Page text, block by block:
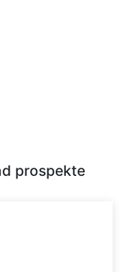
prospekte